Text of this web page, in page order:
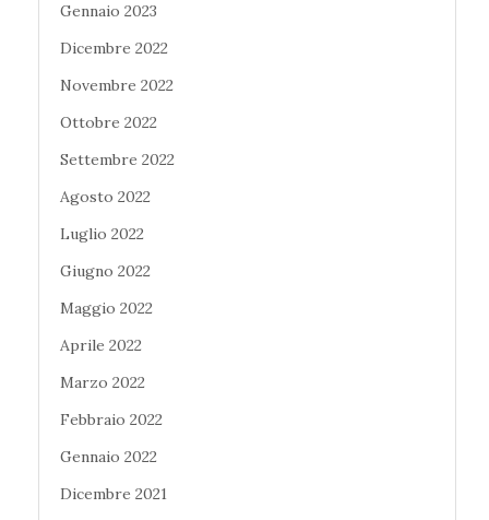
Gennaio 2023
Dicembre 2022
Novembre 2022
Ottobre 2022
Settembre 2022
Agosto 2022
Luglio 2022
Giugno 2022
Maggio 2022
Aprile 2022
Marzo 2022
Febbraio 2022
Gennaio 2022
Dicembre 2021